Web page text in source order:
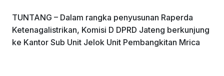
TUNTANG – Dalam rangka penyusunan Raperda
Ketenagalistrikan, Komisi D DPRD Jateng berkunjung
ke Kantor Sub Unit Jelok Unit Pembangkitan Mrica